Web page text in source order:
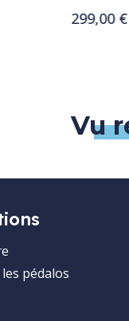
299,00 €
Ajouter au panier
Vu
pédalos